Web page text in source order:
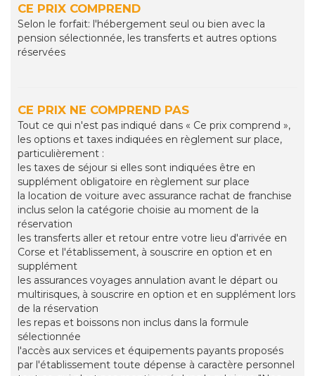
CE PRIX COMPREND
Selon le forfait: l'hébergement seul ou bien avec la
pension sélectionnée, les transferts et autres options
réservées
CE PRIX NE COMPREND PAS
Tout ce qui n'est pas indiqué dans « Ce prix comprend »,
les options et taxes indiquées en règlement sur place,
particulièrement :
les taxes de séjour si elles sont indiquées être en
supplément obligatoire en règlement sur place
la location de voiture avec assurance rachat de franchise
inclus selon la catégorie choisie au moment de la
réservation
les transferts aller et retour entre votre lieu d'arrivée en
Corse et l'établissement, à souscrire en option et en
supplément
les assurances voyages annulation avant le départ ou
multirisques, à souscrire en option et en supplément lors
de la réservation
les repas et boissons non inclus dans la formule
sélectionnée
l'accès aux services et équipements payants proposés
par l'établissement toute dépense à caractère personnel